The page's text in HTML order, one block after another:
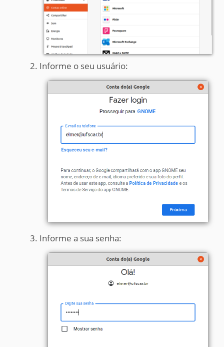
Informe o seu usuário:
Informe a sua senha: